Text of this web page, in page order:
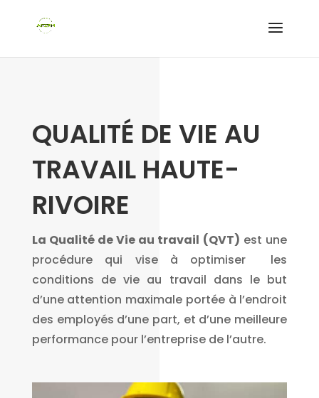
QUALITÉ DE VIE AU
TRAVAIL HAUTE-
RIVOIRE
La Qualité de Vie au travail (QVT) est une
procédure qui vise à optimiser les
conditions de vie au travail dans le but
d’une attention maximale portée à l’endroit
des employés d’une part, et d’une meilleure
performance pour l’entreprise de l’autre.